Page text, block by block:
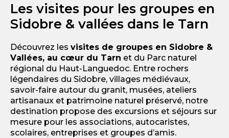
Les visites pour les groupes en
Sidobre & vallées dans le Tarn
Découvrez les visites de groupes en Sidobre &
Vallées, au cœur du Tarn et du Parc naturel
régional du Haut-Languedoc. Entre rochers
légendaires du Sidobre, villages médiévaux,
savoir-faire autour du granit, musées, ateliers
artisanaux et patrimoine naturel préservé, notre
destination propose des excursions et séjours sur
mesure pour les associations, autocaristes,
scolaires, entreprises et groupes d’amis.